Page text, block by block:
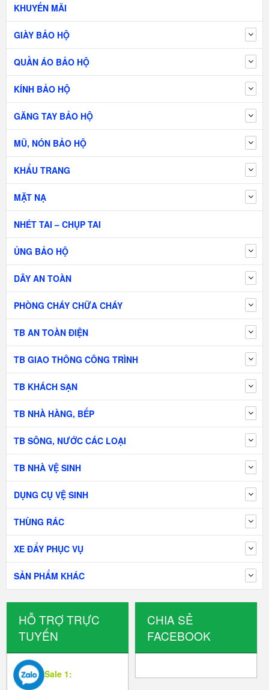
KHUYẾN MÃI
GIÀY BẢO HỘ
QUẦN ÁO BẢO HỘ
KÍNH BẢO HỘ
GĂNG TAY BẢO HỘ
MŨ, NÓN BẢO HỘ
KHẨU TRANG
MẶT NẠ
NHÉT TAI – CHỤP TAI
ỦNG BẢO HỘ
DÂY AN TOÀN
PHÒNG CHÁY CHỮA CHÁY
TB AN TOÀN ĐIỆN
TB GIAO THÔNG CÔNG TRÌNH
TB KHÁCH SẠN
TB NHÀ HÀNG, BẾP
TB SÔNG, NƯỚC CÁC LOẠI
TB NHÀ VỆ SINH
DỤNG CỤ VỆ SINH
THÙNG RÁC
XE ĐẨY PHỤC VỤ
SẢN PHẨM KHÁC
HỖ TRỢ TRỰC
TUYẾN
Sale 1:
CHIA SẺ
FACEBOOK